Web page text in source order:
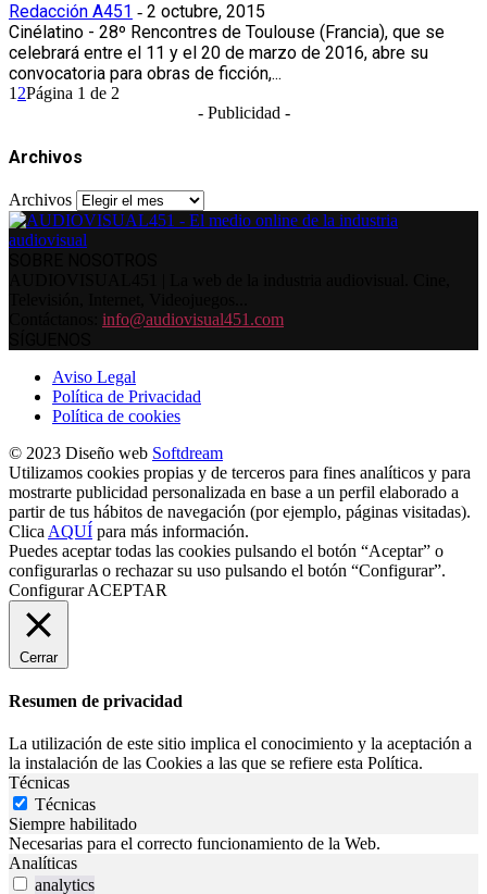
Redacción A451 - 2 octubre, 2015
Cinélatino - 28º Rencontres de Toulouse (Francia), que se
celebrará entre el 11 y el 20 de marzo de 2016, abre su
convocatoria para obras de ficción,...
1 2Página 1 de 2
- Publicidad -
Archivos
Archivos
info@audiovisual451.com
Aviso Legal
Política de Privacidad
Política de cookies
© 2023 Diseño web Softdream
Utilizamos cookies propias y de terceros para fines analíticos y para
mostrarte publicidad personalizada en base a un perfil elaborado a
partir de tus hábitos de navegación (por ejemplo, páginas visitadas).
Clica AQUÍ para más información.
Puedes aceptar todas las cookies pulsando el botón “Aceptar” o
configurarlas o rechazar su uso pulsando el botón “Configurar”.
Configurar ACEPTAR
Cerrar
Resumen de privacidad
La utilización de este sitio implica el conocimiento y la aceptación a
la instalación de las Cookies a las que se refiere esta Política.
Técnicas
Técnicas
Siempre habilitado
Necesarias para el correcto funcionamiento de la Web.
Analíticas
analytics